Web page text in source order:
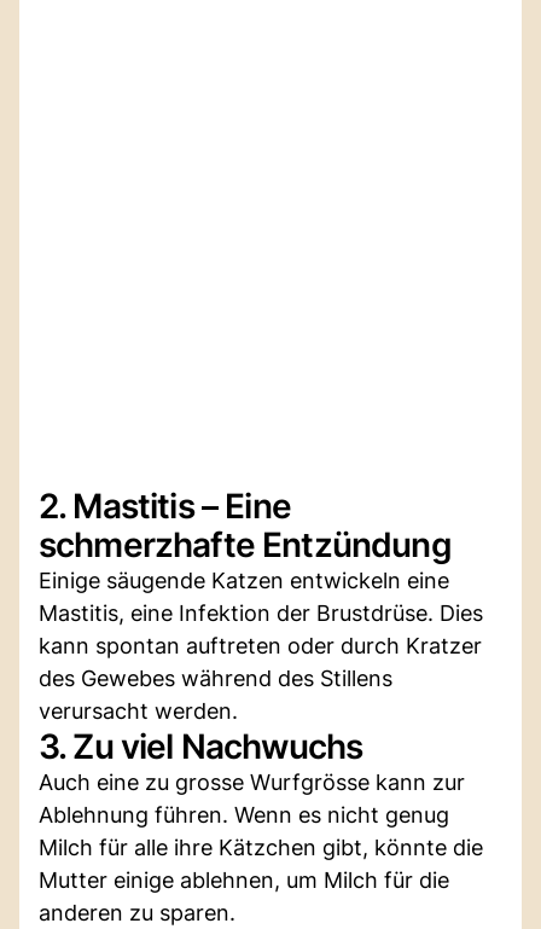
2. Mastitis – Eine
schmerzhafte Entzündung
Einige säugende Katzen entwickeln eine
Mastitis, eine Infektion der Brustdrüse. Dies
kann spontan auftreten oder durch Kratzer
des Gewebes während des Stillens
verursacht werden.
3. Zu viel Nachwuchs
Auch eine zu grosse Wurfgrösse kann zur
Ablehnung führen. Wenn es nicht genug
Milch für alle ihre Kätzchen gibt, könnte die
Mutter einige ablehnen, um Milch für die
anderen zu sparen.